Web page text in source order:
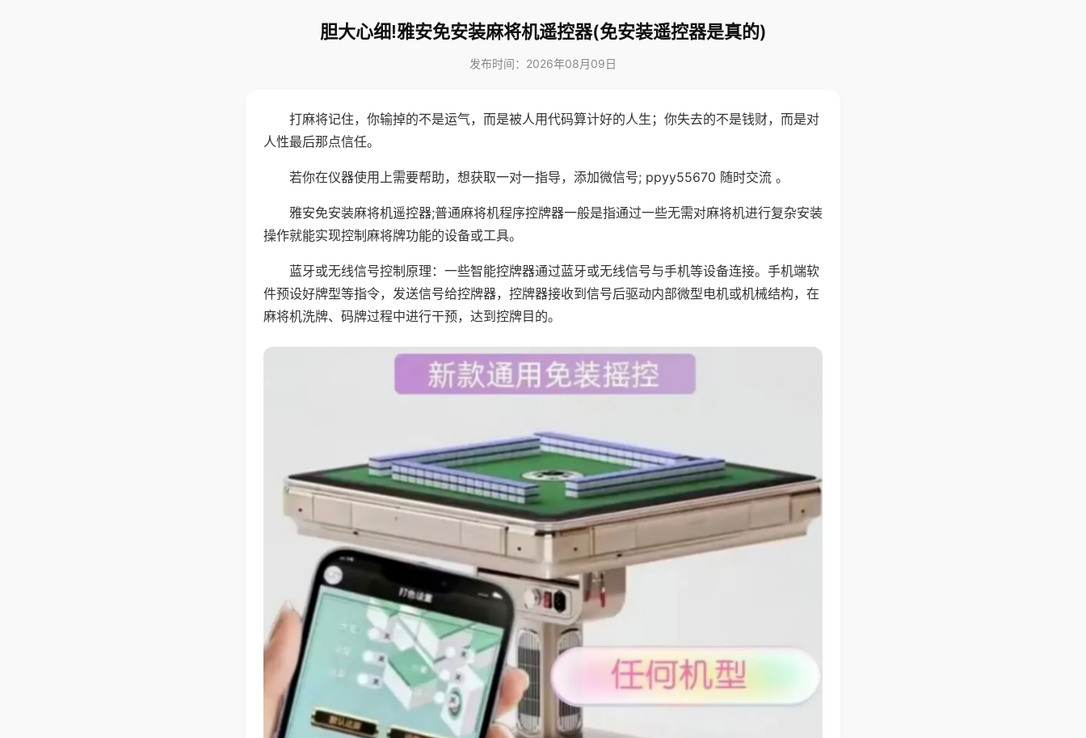
胆大心细!雅安免安装麻将机遥控器(免安装遥控器是真的)
发布时间：2026年08月09日
打麻将记住，你输掉的不是运气，而是被人用代码算计好的人生；你失去的不是钱财，而是对
人性最后那点信任。
若你在仪器使用上需要帮助，想获取一对一指导，添加微信号; ppyy55670 随时交流 。
雅安免安装麻将机遥控器;普通麻将机程序控牌器一般是指通过一些无需对麻将机进行复杂安装
操作就能实现控制麻将牌功能的设备或工具。
蓝牙或无线信号控制原理：一些智能控牌器通过蓝牙或无线信号与手机等设备连接。手机端软
件预设好牌型等指令，发送信号给控牌器，控牌器接收到信号后驱动内部微型电机或机械结构，在
麻将机洗牌、码牌过程中进行干预，达到控牌目的。